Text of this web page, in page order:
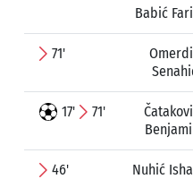
Babić
71'
17' 71'
46' Nuhić